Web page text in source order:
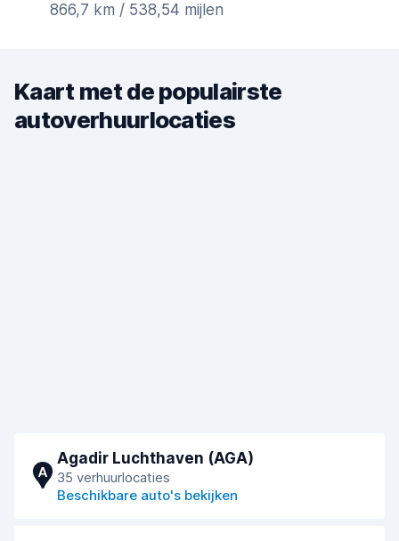
866,7 km / 538,54 mijlen
Kaart met de populairste
autoverhuurlocaties
A
Agadir Luchthaven (AGA)
35 verhuurlocaties
Beschikbare auto's bekijken